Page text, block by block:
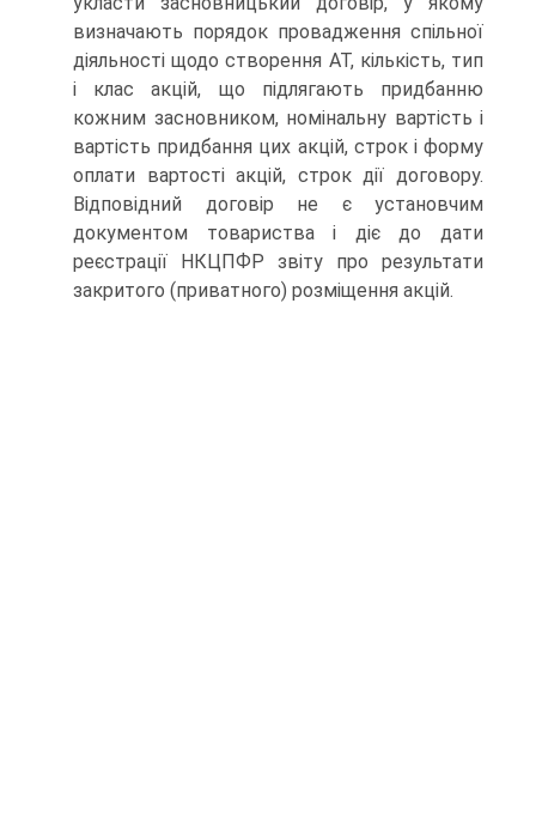
визначають порядок провадження спільної
діяльності щодо створення АТ, кількість, тип
і клас акцій, що підлягають придбанню
кожним засновником, номінальну вар­тість і
вартість придбання цих акцій, строк і форму
оплати вартості акцій, строк дії договору.
Відповідний договір не є установчим
документом товариства і діє до дати
реєстрації НКЦПФР звіту про результати
закритого (приватного) розмі­щення акцій.